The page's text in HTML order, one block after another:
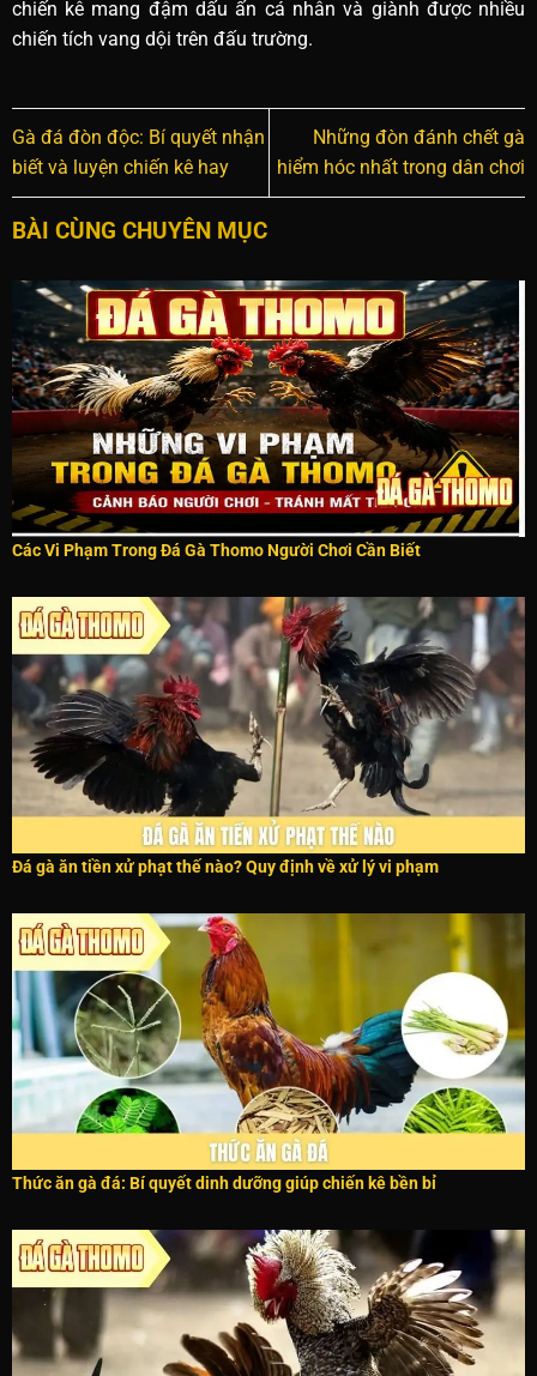
chiến kê mang đậm dấu ấn cá nhân và giành được nhiều
chiến tích vang dội trên đấu trường.
Gà đá đòn độc: Bí quyết nhận
biết và luyện chiến kê hay
Những đòn đánh chết gà
hiểm hóc nhất trong dân chơi
BÀI CÙNG CHUYÊN MỤC
Các Vi Phạm Trong Đá Gà Thomo Người Chơi Cần Biết
Đá gà ăn tiền xử phạt thế nào? Quy định về xử lý vi phạm
Thức ăn gà đá: Bí quyết dinh dưỡng giúp chiến kê bền bỉ